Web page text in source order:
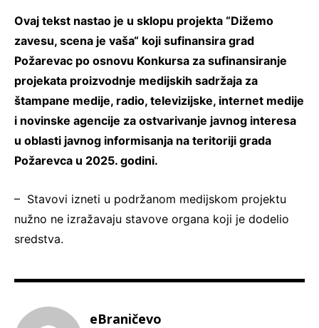
Ovaj tekst nastao je u sklopu projekta “Dižemo
zavesu, scena je vaša“ koji sufinansira grad
Požarevac po osnovu Konkursa za sufinansiranje
projekata proizvodnje medijskih sadržaja za
štampane medije, radio, televizijske, internet medije
i novinske agencije za ostvarivanje javnog interesa
u oblasti javnog informisanja na teritoriji grada
Požarevca u 2025. godini.
– Stavovi izneti u podržanom medijskom projektu
nužno ne izražavaju stavove organa koji je dodelio
sredstva.
eBraničevo